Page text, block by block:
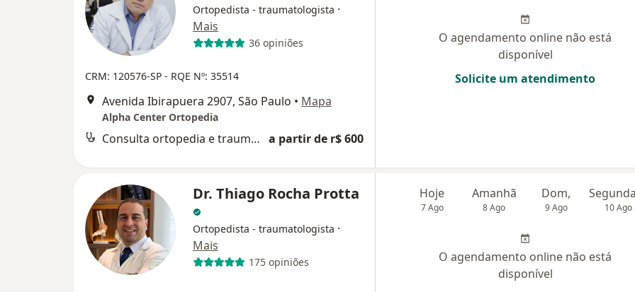
Ortopedista - traumatologista ·
Mais
36 opiniões
CRM: 120576-SP - RQE Nº: 35514
Avenida Ibirapuera 2907, São Paulo • Mapa
Alpha Center Ortopedia
Consulta ortopedia e traumatologia a partir de r$ 600
O agendamento online não está
disponível
Solicite um atendimento
Dr. Thiago Rocha Protta
Ortopedista - traumatologista ·
Mais
175 opiniões
Hoje
7 Ago
Amanhã
8 Ago
Dom,
9 Ago 10 Ago
O agendamento online não está
disponível